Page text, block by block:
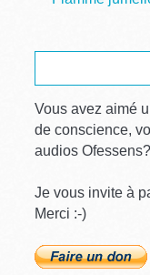
Vous avez aimé
de conscience,
audios Ofessens?
Je vous invite à
Merci :-)